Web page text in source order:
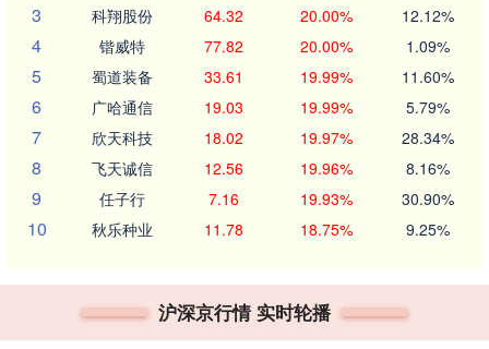
3 科翔股份 64.32 20.00% 12.12%
4 锴威特 77.82 20.00% 1.09%
5 蜀道装备 33.61 19.99% 11.60%
6 广哈通信 19.03 19.99% 5.79%
7 欣天科技 18.02 19.97% 28.34%
8 飞天诚信 12.56 19.96% 8.16%
9 任子行 7.16 19.93% 30.90%
10 秋乐种业 11.78 18.75% 9.25%
沪深京行情 实时轮播